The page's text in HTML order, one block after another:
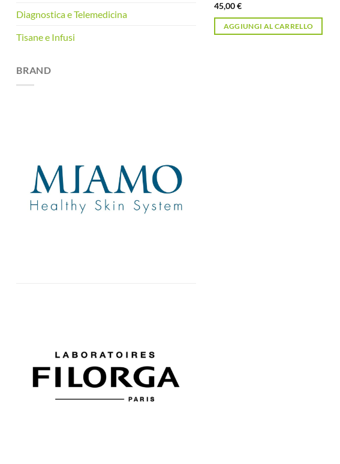
Diagnostica e Telemedicina
Tisane e Infusi
BRAND
45,00€
AGGIUNGI AL CARRELLO